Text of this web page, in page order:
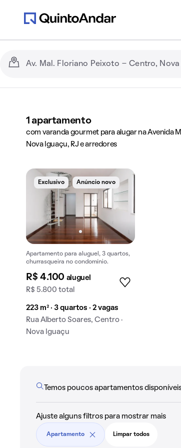
1 apartamento
com varanda gourmet para alugar na Avenida
Nova Iguaçu, RJ e arredores
Exclusivo Anúncio novo
Apartamento para aluguel, 3 quartos,
churrasqueira no condomínio.
R$ 4.100 aluguel
R$ 5.800 total
223 m² · 3 quartos · 2 vagas
Rua Alberto Soares, Centro ·
Nova Iguaçu
Temos poucos apartamentos
Ajuste alguns filtros para mostrar mais
Apartamento Limpar todos